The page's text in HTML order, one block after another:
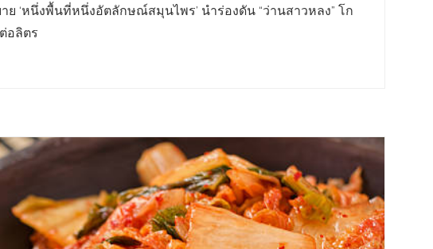
‘หนึ่งพื้นที่หนึ่งอัตลักษณ์สมุนไพร’ นำร่องดัน “ว่านสาวหลง” โก
อลิตร